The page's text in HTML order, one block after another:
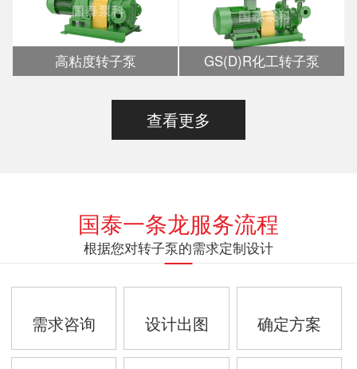
高粘度转子泵 GS(D)R化工转子泵
查看更多
国泰一条龙服务流程
根据您对转子泵的需求定制设计
需求咨询 设计出图 确定方案